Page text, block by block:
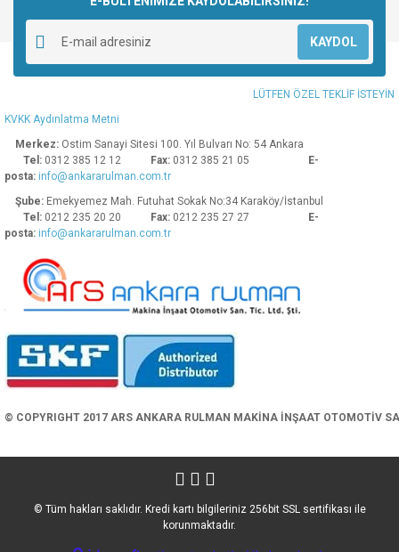
Yorum Yaz
Ürün resmi kalitesiz, bozuk veya görüntülenemiyor.
Ürün açıklamasında eksik bilgiler bulunuyor.
Ürün bilgilerinde hatalar bulunuyor.
Ürün fiyatı diğer sitelerden daha pahalı.
Bu ürüne benzer farklı alternatifler olmalı.
KAYDOL
LÜTFEN ÖZEL TEKLİF İSTEYİN
KVKK Aydınlatma Metni
Merkez: Ostim Sanayi Sitesi 100. Yıl Bulvarı No: 54 Ankara
Tel: 0312 385 12 12 Fax: 0312 385 21 05
E-
posta: info@ankararulman.com.tr
Şube: Emekyemez Mah. Futuhat Sokak No:34 Karaköy/İstanbul
Tel: 0212 235 20 20 Fax: 0212 235 27 27
E-
posta: info@ankararulman.com.tr
© COPYRIGHT 2017 ARS ANKARA RULMAN MAKİNA İNŞAAT OTOMOTİV
© Tüm hakları saklıdır. Kredi kartı bilgileriniz 256bit SSL sertifikası ile
korunmaktadır.